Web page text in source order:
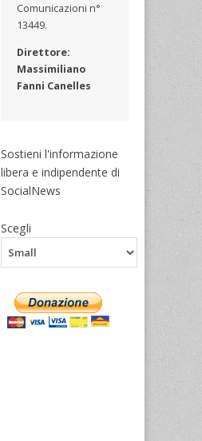
Comunicazioni n°
13449.
Direttore:
Massimiliano
Fanni Canelles
Sostieni l'informazione
libera e indipendente di
SocialNews
Scegli